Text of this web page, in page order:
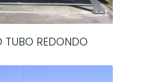
TUBO REDONDO